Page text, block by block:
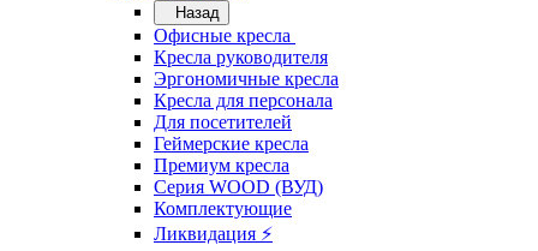
Назад
Офисные кресла
Кресла руководителя
Эргономичные кресла
Кресла для персонала
Для посетителей
Геймерские кресла
Премиум кресла
Серия WOOD (ВУД)
Комплектующие
Ликвидация ⚡